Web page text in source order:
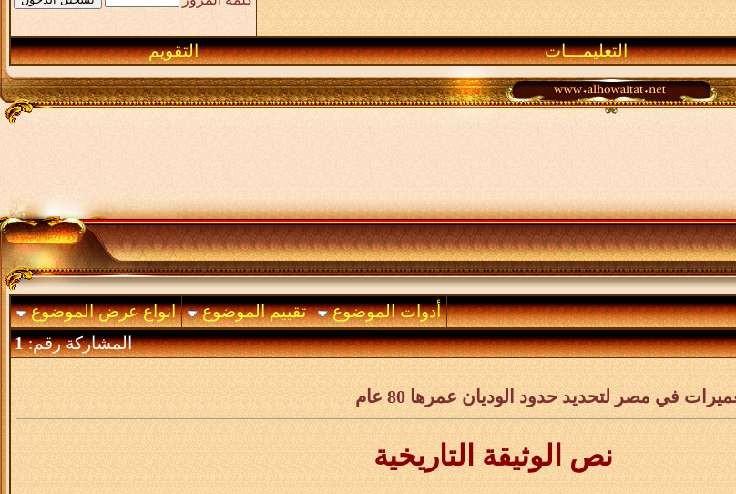
التعليمـــات التقويم
أدوات الموضوع تقييم الموضوع
انواع عرض الموضوع
المشاركة رقم:1
في مصر لتحديد حدود الوديان عمرها 80 عام
نص الوثيقة التاريخية